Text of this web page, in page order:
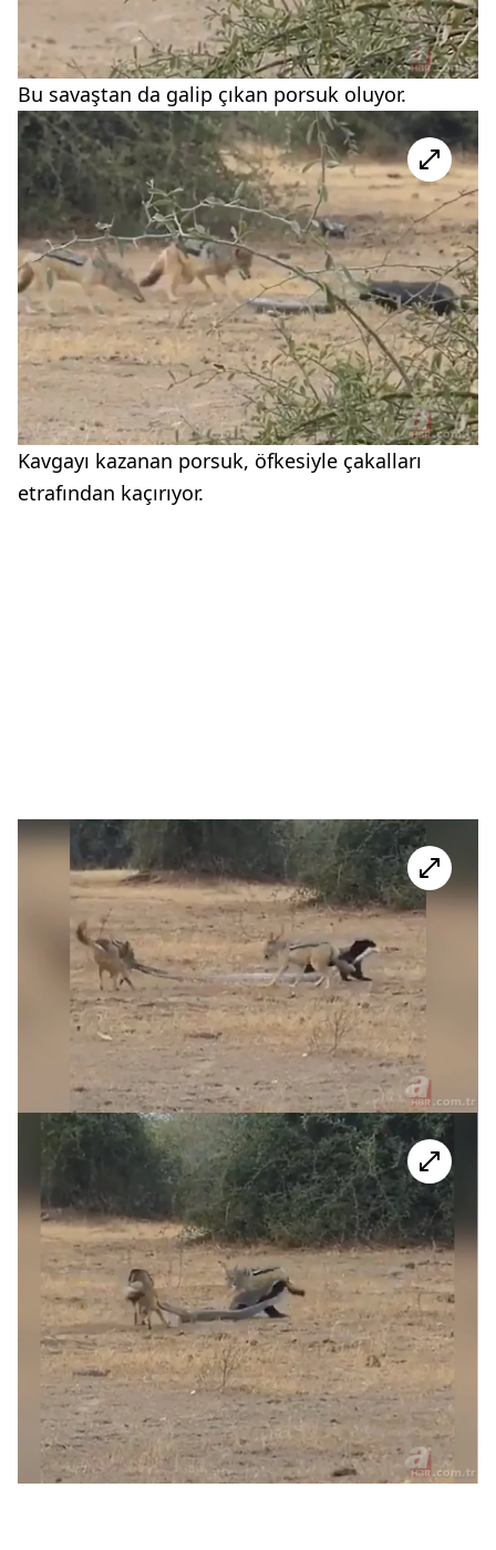
Bu savaştan da galip çıkan porsuk oluyor.
Kavgayı kazanan porsuk, öfkesiyle çakalları
etrafından kaçırıyor.